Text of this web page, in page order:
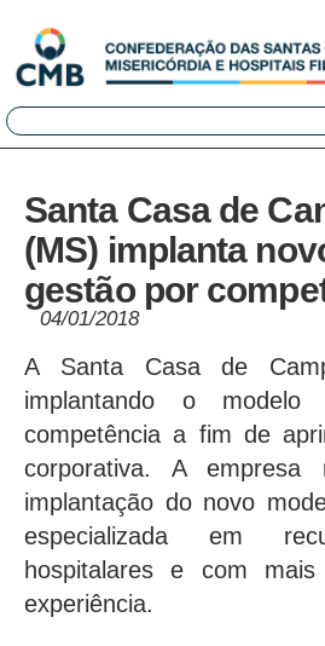
Santa Casa de
(MS) implanta
gestão por
04/01/2018
A Santa Casa de
implantando o
competência a fim de
corporativa. A empresa
implantação do novo
especializada em
hospitalares e com
experiência.